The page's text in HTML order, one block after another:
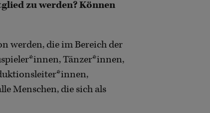
zu werden? Können
werden, die im Bereich der
Tänzer*innen,
Menschen, die sich als